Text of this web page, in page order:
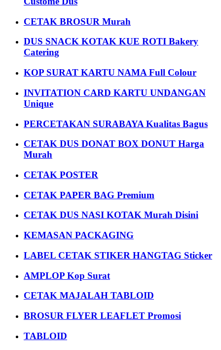
CETAK BROSUR Murah
DUS SNACK KOTAK KUE ROTI Bakery
Catering
KOP SURAT KARTU NAMA Full Colour
INVITATION CARD KARTU UNDANGAN
Unique
PERCETAKAN SURABAYA Kualitas Bagus
CETAK DUS DONAT BOX DONUT Harga
Murah
CETAK POSTER
CETAK PAPER BAG Premium
CETAK DUS NASI KOTAK Murah Disini
KEMASAN PACKAGING
LABEL CETAK STIKER HANGTAG Sticker
AMPLOP Kop Surat
CETAK MAJALAH TABLOID
BROSUR FLYER LEAFLET Promosi
TABLOID